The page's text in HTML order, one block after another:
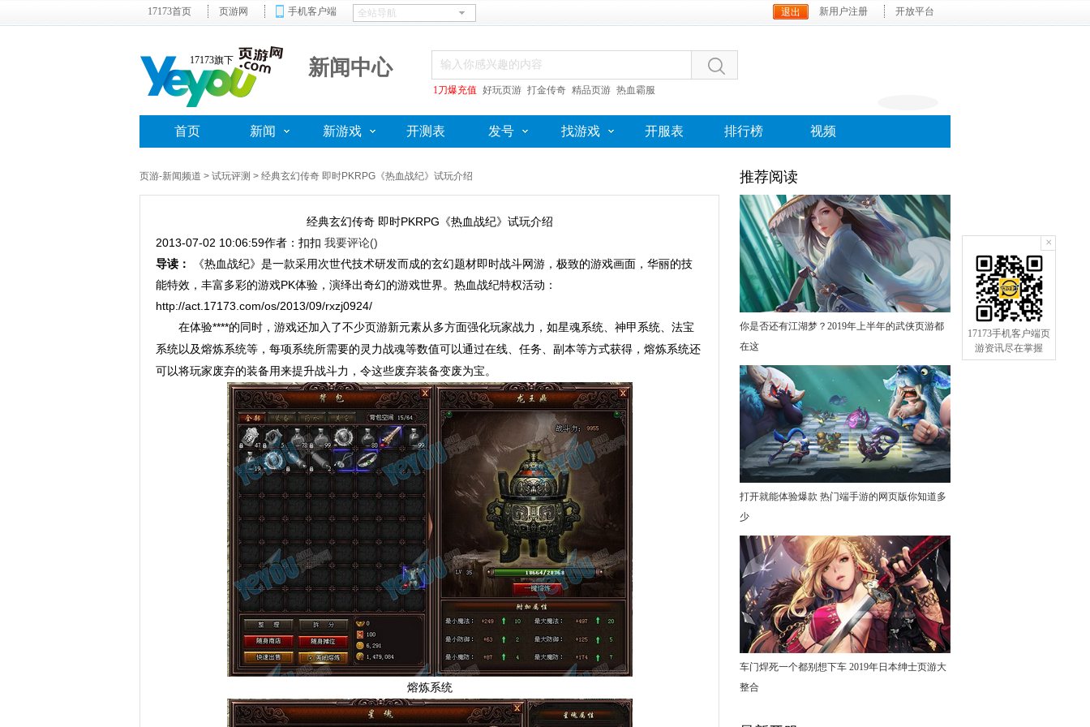
17173首页 页游网 手机客户端 新用户注册 开放平台
17173旗下 新闻中心
1刀爆充值 好玩页游 打金传奇 精品页游 热血霸服
首页 新闻 新游戏 开测表 发号 找游戏 开服表 排行榜 视频
页游-新闻频道 > 试玩评测 > 经典玄幻传奇 即时PKRPG《热血战纪》试玩介绍
经典玄幻传奇 即时PKRPG《热血战纪》试玩介绍
2013-07-02 10:06:59作者：扣扣 手机订阅
我要评论()
导读：
《热血战纪》是一款采用次世代技术研发而成的玄幻题材即时战斗网游，极致的游戏画面，华丽的技
能特效，丰富多彩的游戏PK体验，演绎出奇幻的游戏世界。热血战纪特权活动：
http://act.17173.com/os/2013/09/rxzj0924/
在体验****的同时，游戏还加入了不少页游新元素从多方面强化玩家战力，如星魂系统、神甲系统、法宝
系统以及熔炼系统等，每项系统所需要的灵力战魂等数值可以通过在线、任务、副本等方式获得，熔炼系统还
可以将玩家废弃的装备用来提升战斗力，令这些废弃装备变废为宝。
熔炼系统
推荐阅读
你是否还有江湖梦？2019年上半年的武侠页游都
在这
打开就能体验爆款 热门端手游的网页版你知道多
少
车门焊死一个都别想下车 2019年日本绅士页游大
整合
×
17173手机客户端页
游资讯尽在掌握